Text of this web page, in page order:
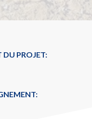
DU PROJET: